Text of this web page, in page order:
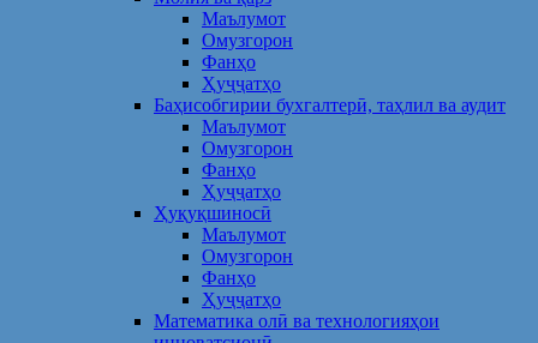
Маълумот
Омузгорон
Фанҳо
Ҳуҷҷатҳо
Баҳисобгирии бухгалтерӣ, таҳлил ва аудит
Маълумот
Омузгорон
Фанҳо
Ҳуҷҷатҳо
Ҳуқуқшиносӣ
Маълумот
Омузгорон
Фанҳо
Ҳуҷҷатҳо
Математика олӣ ва технологияҳои